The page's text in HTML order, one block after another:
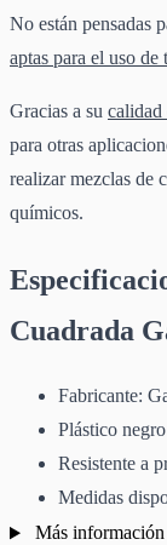
No están pensadas
aptas para el uso
Gracias a su calidad
para otras
realizar mezclas de
químicos.
Cuadrada
Fabricante:
Plástico
Resistente a
Medidas
Más información